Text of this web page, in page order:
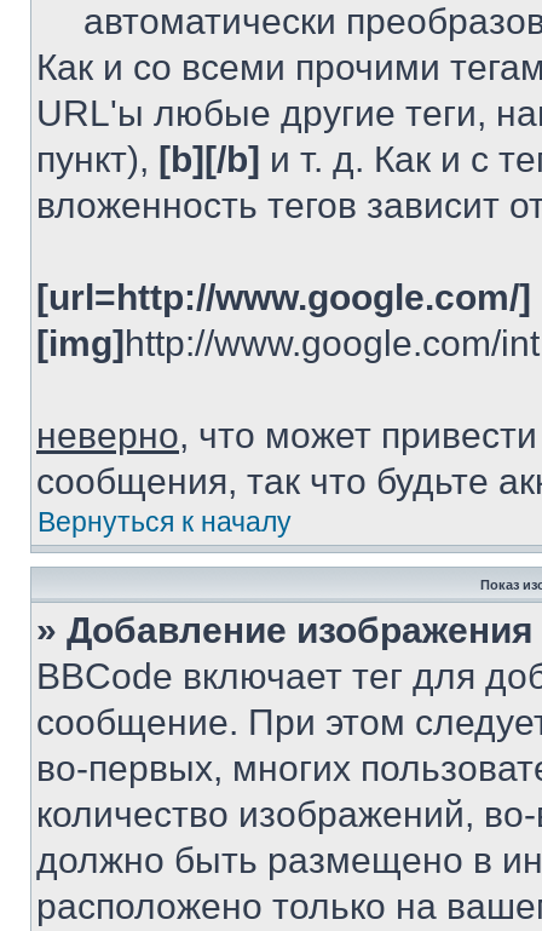
автоматически
Как и со всеми прочими
URL'ы любые другие теги,
пункт), [b][/b] и т. д. Как и с
вложенность тегов зависит
[url=http://www.google.com/]
[img]http://www.google.com/
неверно, что может
сообщения, так что будьте
Вернуться к началу
Показ
» Добавление
BBCode включает тег для
сообщение. При этом
во-первых, многих
количество изображений,
должно быть размещено в
расположено только на